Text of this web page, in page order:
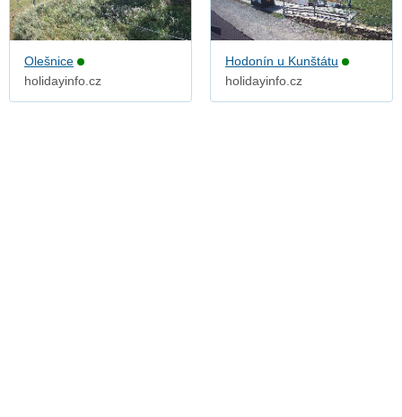
Olešnice
holidayinfo.cz
Hodonín u Kunštátu
holidayinfo.cz